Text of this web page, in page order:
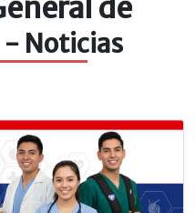
de
- Noticias